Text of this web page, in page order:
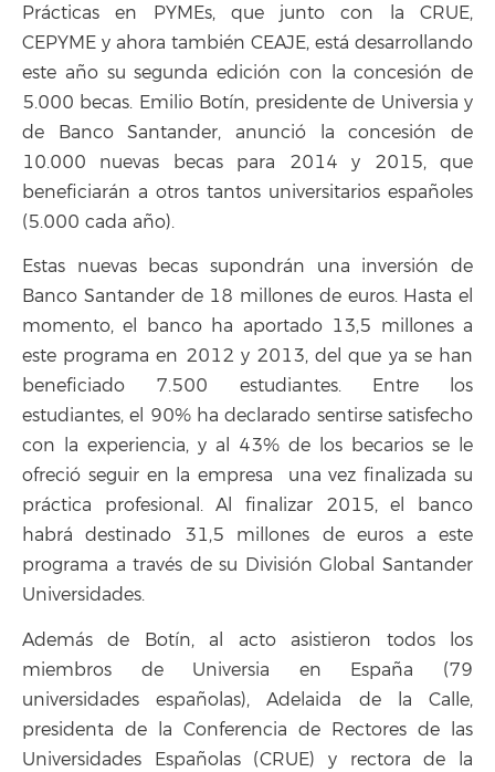
Prácticas en PYMEs, que junto con la CRUE,
CEPYME y ahora también CEAJE, está desarrollando
este año su segunda edición con la concesión de
5.000 becas. Emilio Botín, presidente de Universia y
de Banco Santander, anunció la concesión de
10.000 nuevas becas para 2014 y 2015, que
beneficiarán a otros tantos universitarios españoles
(5.000 cada año).
Estas nuevas becas supondrán una inversión de
Banco Santander de 18 millones de euros. Hasta el
momento, el banco ha aportado 13,5 millones a
este programa en 2012 y 2013, del que ya se han
beneficiado 7.500 estudiantes. Entre los
estudiantes, el 90% ha declarado sentirse satisfecho
con la experiencia, y al 43% de los becarios se le
ofreció seguir en la empresa una vez finalizada su
práctica profesional. Al finalizar 2015, el banco
habrá destinado 31,5 millones de euros a este
programa a través de su División Global Santander
Universidades.
Además de Botín, al acto asistieron todos los
miembros de Universia en España (79
universidades españolas), Adelaida de la Calle,
presidenta de la Conferencia de Rectores de las
Universidades Españolas (CRUE) y rectora de la